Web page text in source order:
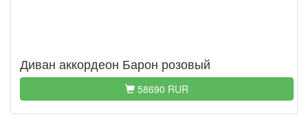
Диван аккордеон Барон розовый
58690 RUR